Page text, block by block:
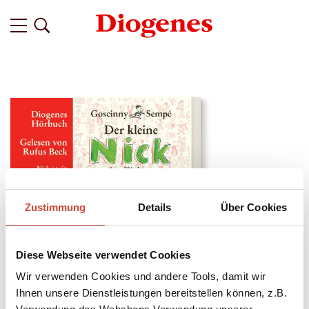
Zustimmung Details Über Cookies
Diese Webseite verwendet Cookies
Wir verwenden Cookies und andere Tools, damit wir
Ihnen unsere Dienstleistungen bereitstellen können, z.B.
Download Bilddatei ↘